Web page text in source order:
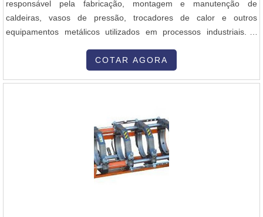
com mais de 30 anos de tradição e experiência, como é o caso da
DPS, que atua com foco total em garantir qualidade dos serviços e
equipamentos, confiabilidade e preço justo..
responsável pela fabricação, montagem e manutenção de
caldeiras, vasos de pressão, trocadores de calor e outros
equipamentos metálicos utilizados em processos industriais. A
de grande porte, que exigem alta precisão no corte, soldagem,
construção e a manutenção de equipamentos que desempenham
funções essenciais em diversas indústrias, como a petroquímica,
siderurgia, geração de energia, naval, química, entre outras. Esses
equipamentos são responsáveis por processos que envolvem a
troca de calor, armazenamento de líquidos ou gases sob alta
COTAR AGORA